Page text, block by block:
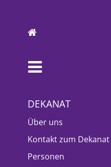
DEKANAT
Über uns
Kontakt zum Dekanat
Personen